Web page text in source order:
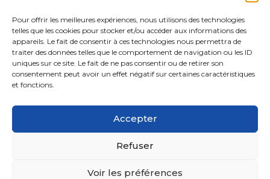
Pour offrir les meilleures expériences, nous utilisons des technologies
telles que les cookies pour stocker et/ou accéder aux informations des
appareils. Le fait de consentir à ces technologies nous permettra de
traiter des données telles que le comportement de navigation ou les ID
uniques sur ce site. Le fait de ne pas consentir ou de retirer son
consentement peut avoir un effet négatif sur certaines caractéristiques
et fonctions.
Accepter
Refuser
Voir les préférences